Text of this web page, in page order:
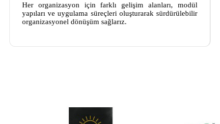
Her organizasyon için farklı gelişim alanları, modül
yapıları ve uygulama süreçleri oluşturarak sürdürülebilir
organizasyonel dönüşüm sağlarız.